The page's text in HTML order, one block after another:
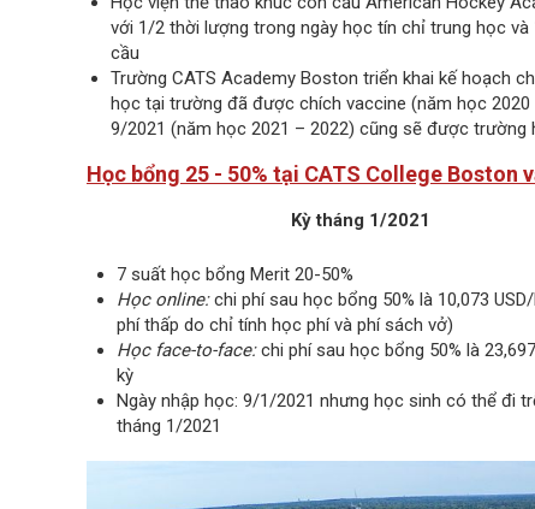
với 1/2 thời lượng trong ngày học tín chỉ trung học
cầu
Trường CATS Academy Boston triển khai kế hoạch
học tại trường đã được chích vaccine (năm học
9/2021 (năm học 2021 – 2022) cũng sẽ được trường
Học bổng 25 - 50% tại CATS College Boston
Kỳ tháng 1/2021
7 suất học bổng Merit 20-50%
Học online:chi phí sau học bổng 50% là 10,073
phí thấp do chỉ tính học phí và phí sách vở)
Học face-to-face:chi phí sau học bổng 50% là
kỳ
Ngày nhập học: 9/1/2021 nhưng học sinh có thể đi
tháng 1/2021